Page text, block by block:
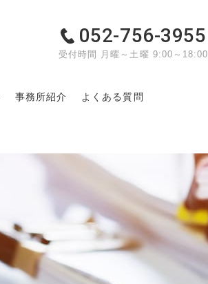
事務所紹介 よくある質問
052-756-3955
受付時間 月曜～土曜 9:00～18:00